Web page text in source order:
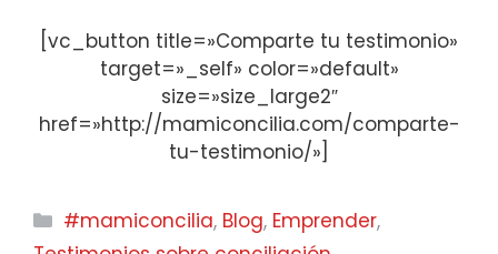
[vc_button title=»Comparte tu testimonio»
target=»_self» color=»default»
size=»size_large2″
href=»http://mamiconcilia.com/comparte-
tu-testimonio/»]
Categorías
#mamiconcilia, Blog, Emprender,